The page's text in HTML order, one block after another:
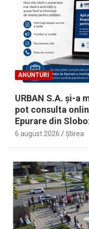
ANUNTURI
URBAN S.A. și-a
pot consulta
Epurare din
6 august 2026 Ştirea